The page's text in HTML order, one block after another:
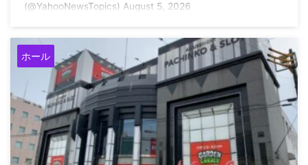
(@YahooNewsTopics) August 5, 2026
ホール